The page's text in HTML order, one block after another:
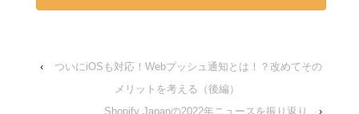
‹
ついにiOSも対応！Webプッシュ通知とは！？改めてその
メリットを考える（後編）
Shopify Japanの2022年ニュースを振り返り
›